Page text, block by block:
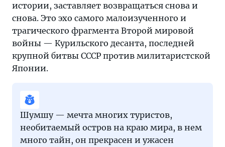
истории, заставляет возвращаться снова и
снова. Это эхо самого малоизученного и
трагического фрагмента Второй мировой
войны — Курильского десанта, последней
крупной битвы СССР против милитаристской
Японии.
Шумшу — мечта многих туристов,
необитаемый остров на краю мира, в нем
много тайн, он прекрасен и ужасен